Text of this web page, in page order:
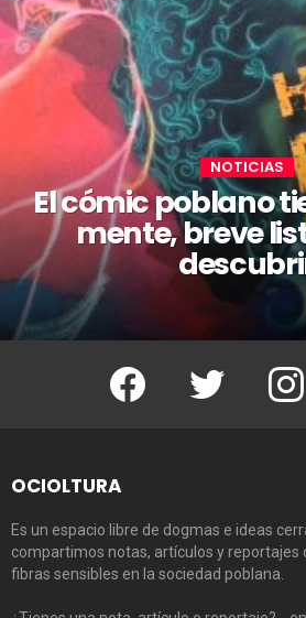
NOTICIAS
El cómic poblano
mente, breve
Facebook Twitter
OCIOLTURA
Es un espacio libre de dogmas e ideas
compartimos notas, artículos y reportajes
fibras sensibles en la sociedad poblana.